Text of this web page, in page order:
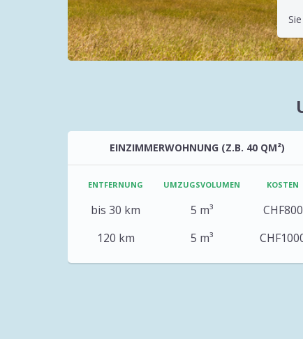
EINZIMMERWOHNUNG (Z.B. 40 QM²)
ENTFERNUNG UMZUGSVOLUMEN KOSTEN
bis 30 km 5 m³
CHF800
120 km
5 m³